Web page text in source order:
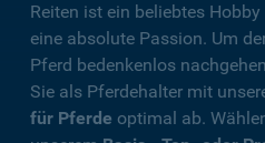
Reiten ist ein beliebtes
eine absolute Passion. Um
Pferd bedenkenlos
Sie als Pferdehalter mit
für Pferde optimal ab.